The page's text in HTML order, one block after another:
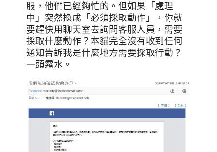
服，他們已經夠忙的。但如果「處理
中」突然換成「必須採取動作」，你就
要趕快用聊天室去詢問客服人員，需要
採取什麼動作？本貓完全沒有收到任何
通知告訴我是什麼地方需要採取行動？
一頭霧水。